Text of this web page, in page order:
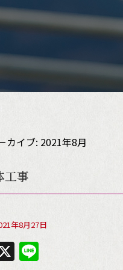
カイブ: 2021年8月
工事
年8月27日
X